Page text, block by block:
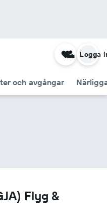
och avgångar
Logga
Flyg &